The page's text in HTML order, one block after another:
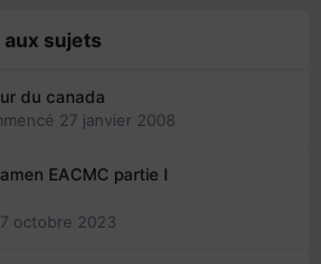
sujets
du canada
27 janvier 2008
EACMC partie I
octobre 2023